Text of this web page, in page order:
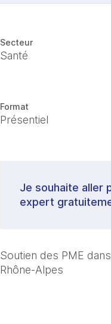
Secteur
Santé
Format
Présentiel
Je souhaite aller
expert
Soutien des PME
Rhône-Alpes